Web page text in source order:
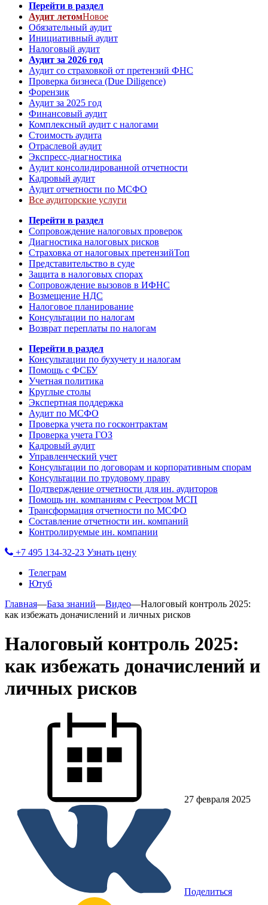
Перейти в раздел
Аудит летомНовое
Обязательный аудит
Инициативный аудит
Налоговый аудит
Аудит за 2026 год
Аудит со страховкой от претензий ФНС
Проверка бизнеса (Due Diligence)
Форензик
Аудит за 2025 год
Финансовый аудит
Комплексный аудит с налогами
Стоимость аудита
Отраслевой аудит
Экспресс-диагностика
Аудит консолидированной отчетности
Кадровый аудит
Аудит отчетности по МСФО
Все аудиторские услуги
Перейти в раздел
Сопровождение налоговых проверок
Диагностика налоговых рисков
Страховка от налоговых претензийТоп
Представительство в суде
Защита в налоговых спорах
Сопровождение вызовов в ИФНС
Возмещение НДС
Налоговое планирование
Консультации по налогам
Возврат переплаты по налогам
Перейти в раздел
Консультации по бухучету и налогам
Помощь с ФСБУ
Учетная политика
Круглые столы
Экспертная поддержка
Аудит по МСФО
Проверка учета по госконтрактам
Проверка учета ГОЗ
Кадровый аудит
Управленческий учет
Консультации по договорам и корпоративным спорам
Консультации по трудовому праву
Подтверждение отчетности для ин. аудиторов
Помощь ин. компаниям с Реестром МСП
Трансформация отчетности по МСФО
Составление отчетности ин. компаний
Контролируемые ин. компании
+7 495 134-32-23 Узнать цену
Телеграм
Ютуб
Главная—База знаний—Видео—Налоговый контроль 2025:
как избежать доначислений и личных рисков
Налоговый контроль 2025:
как избежать доначислений и
личных рисков
27 февраля 2025
Поделиться